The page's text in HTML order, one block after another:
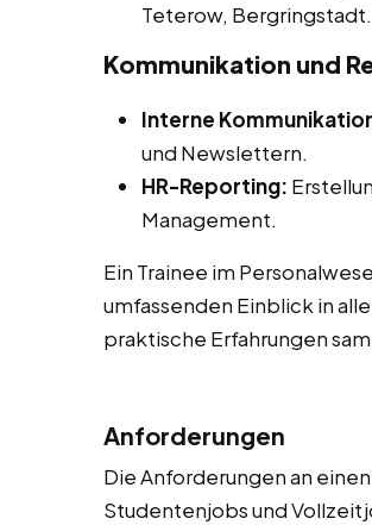
Teterow, Bergringstadt.
Kommunikation und
Interne
und Newslettern.
HR-Reporting:
Management.
Ein Trainee im
umfassenden Einblick in
praktische Erfahrungen
Anforderungen
Die Anforderungen an
Studentenjobs und